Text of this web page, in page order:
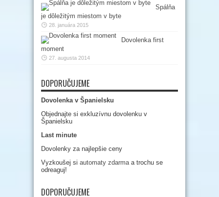
Spálňa
je dôležitým miestom v byte
28. januára 2015
Dovolenka first
moment
27. augusta 2014
DOPORUČUJEME
Dovolenka v Španielsku
Objednajte si exkluzívnu dovolenku v
Španielsku
Last minute
Dovolenky za najlepšie ceny
Vyzkoušej si automaty zdarmaa trochu se
odreaguj!
DOPORUČUJEME